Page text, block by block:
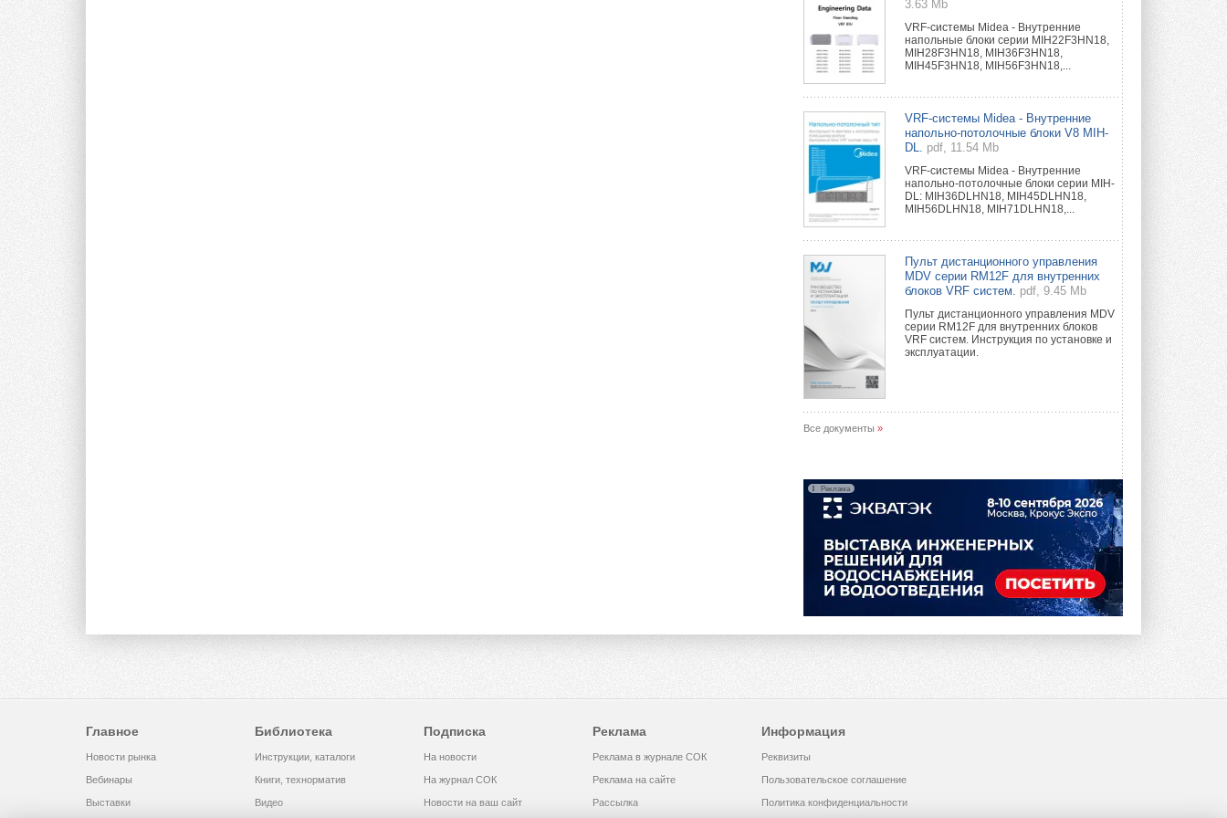
3.63 Mb
VRF-системы Midea - Внутренние
напольные блоки серии MIH22F3HN18,
MIH28F3HN18, MIH36F3HN18,
MIH45F3HN18, MIH56F3HN18,...
VRF-системы Midea - Внутренние
напольно-потолочные блоки V8 MIH-
DL.
pdf, 11.54 Mb
VRF-системы Midea - Внутренние
напольно-потолочные блоки серии MIH-
DL: MIH36DLHN18, MIH45DLHN18,
MIH56DLHN18, MIH71DLHN18,...
Пульт дистанционного управления
MDV серии RM12F для внутренних
блоков VRF систем.
pdf, 9.45 Mb
Пульт дистанционного управления MDV
серии RM12F для внутренних блоков
VRF систем. Инструкция по установке и
эксплуатации.
Все документы »
Реклама
Главное
Новости рынка
Вебинары
Выставки
Библиотека
Инструкции, каталоги
Книги, технорматив
Видео
Подписка
На новости
На журнал СОК
Новости на ваш сайт
Реклама
Реклама в журнале СОК
Реклама на сайте
Рассылка
Информация
Реквизиты
Пользовательское соглашение
Политика конфиденциальности